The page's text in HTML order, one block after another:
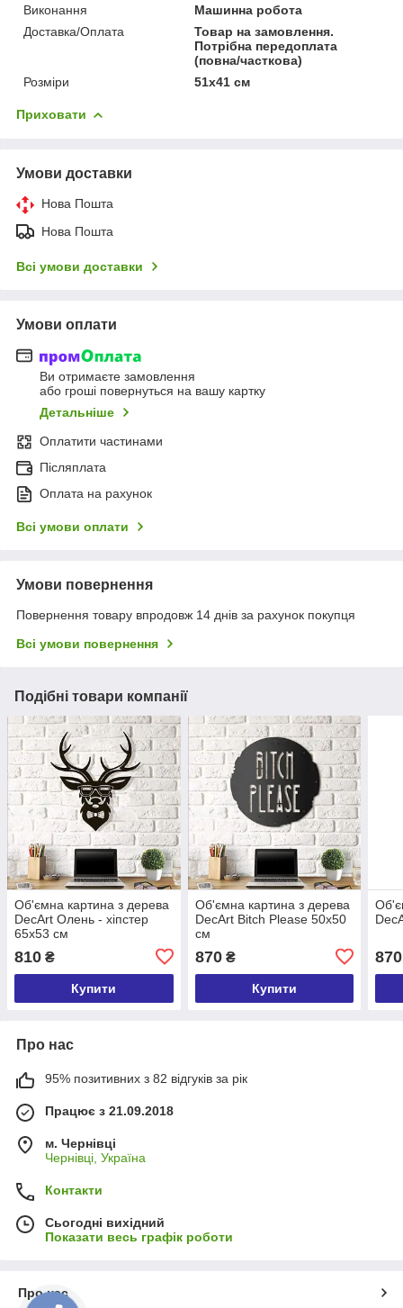
Виконання
Машинна робота
Доставка/Оплата
Товар на замовлення.
Потрібна передоплата
(повна/часткова)
Розміри
51х41 см
Приховати
Умови доставки
Нова Пошта
Нова Пошта
Всі умови доставки
Умови оплати
Ви отримаєте замовлення
або гроші повернуться на вашу картку
Детальніше
Оплатити частинами
Післяплата
Оплата на рахунок
Всі умови оплати
Умови повернення
Повернення товару впродовж 14 днів за рахунок покупця
Всі умови повернення
Подібні товари компанії
Об'ємна картина з дерева
DecArt Олень - хіпстер
65х53 см
810 ₴
Купити
Об'ємна картина з дерева
DecArt Bitch Please 50х50
см
870₴
Купити
870
Про нас
95% позитивних з 82 відгуків за рік
Працює з 21.09.2018
м. Чернівці
Чернівці, Україна
Контакти
Сьогодні вихідний
Показати весь графік роботи
Про нас